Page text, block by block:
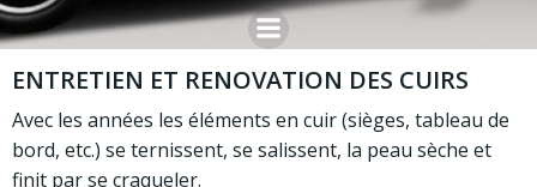
ENTRETIEN ET RENOVATION DES CUIRS
Avec les années les éléments en cuir (sièges, tableau de
bord, etc.) se ternissent, se salissent, la peau sèche et
finit par se craqueler.